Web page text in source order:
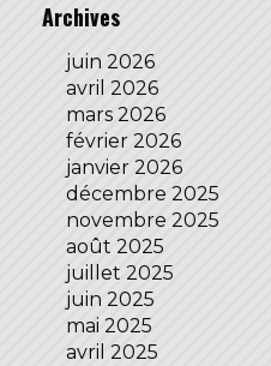
Archives
juin 2026
avril 2026
mars 2026
février 2026
janvier 2026
décembre 2025
novembre 2025
août 2025
juillet 2025
juin 2025
mai 2025
avril 2025